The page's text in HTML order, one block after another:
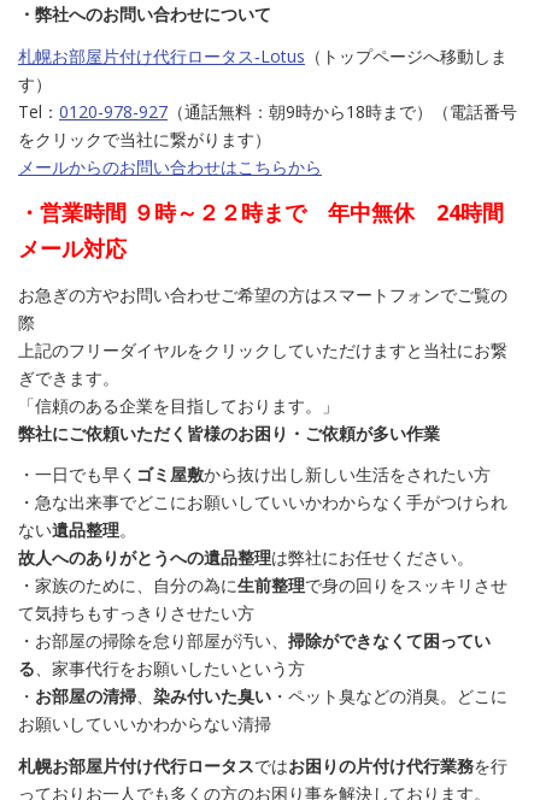
・弊社へのお問い合わせについて
札幌お部屋片付け代行ロータス‐Lotus （トップページへ移動しま
す）
Tel： 0120-978-927 （通話無料：朝9時から18時まで）（電話番号
をクリックで当社に繋がります）
メールからのお問い合わせはこちらから
・営業時間 ９時～２２時まで 年中無休 24時間
メール対応
お急ぎの方やお問い合わせご希望の方はスマートフォンでご覧の
際
上記のフリーダイヤルをクリックしていただけますと当社にお繋
ぎできます。
「信頼のある企業を目指しております。」
弊社にご依頼いただく皆様のお困り・ご依頼が多い作業
・一日でも早く ゴミ屋敷から抜け出し新しい生活をされたい方
・急な出来事でどこにお願いしていいかわからなく手がつけられ
ない遺品整理。
故人へのありがとうへの遺品整理は弊社にお任せください。
・家族のために、自分の為に生前整理で身の回りをスッキリさせ
て気持ちもすっきりさせたい方
・お部屋の掃除を怠り部屋が汚い、 掃除ができなくて困ってい
る、家事代行をお願いしたいという方
・ お部屋の清掃、 染み付いた臭い ・ペット臭などの消臭。どこに
お願いしていいかわからない清掃
札幌お部屋片付け代行ロータスではお困りの片付け代行業務を行
っておりお一人でも多くの方のお困り事を解決しております。